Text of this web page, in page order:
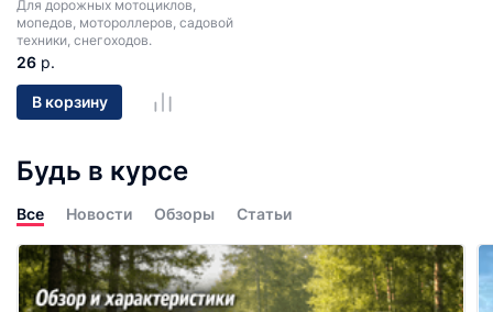
Для дорожных мотоциклов,
мопедов, мотороллеров, садовой
техники, снегоходов.
26 р.
В корзину
Будь в курсе
Все Новости Обзоры Статьи